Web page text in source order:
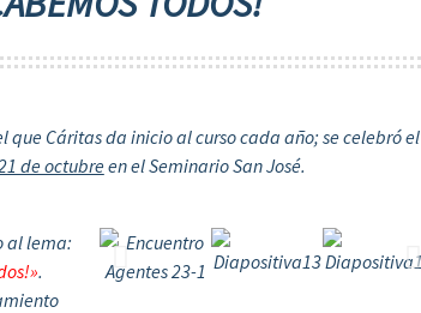
que Cáritas da inicio al curso cada año; se celebró el
de octubreen el Seminario San José.
al lema:
.